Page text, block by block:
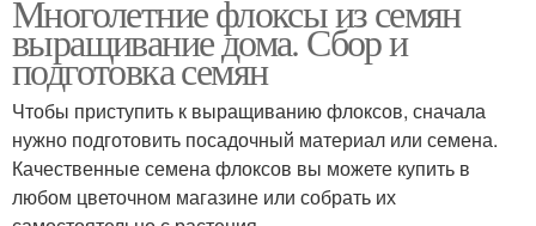
Многолетние флоксы из семян
выращивание дома. Сбор и
подготовка семян
Чтобы приступить к выращиванию флоксов, сначала
нужно подготовить посадочный материал или семена.
Качественные семена флоксов вы можете купить в
любом цветочном магазине или собрать их